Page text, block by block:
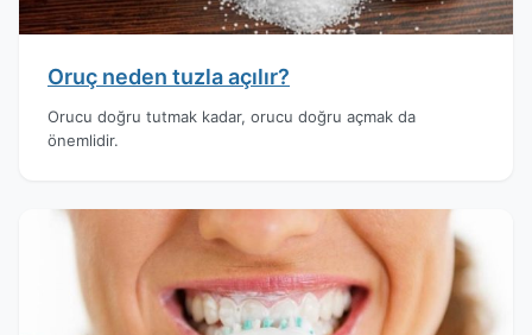
Oruç neden tuzla açılır?
Orucu doğru tutmak kadar, orucu doğru açmak da
önemlidir.